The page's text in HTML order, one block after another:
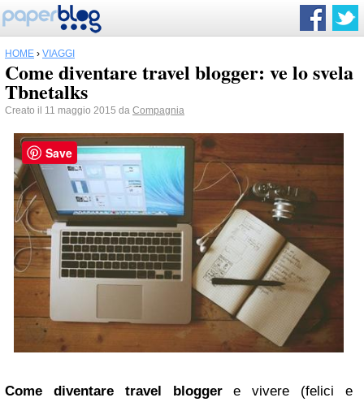
HOME › VIAGGI
Come diventare travel blogger: ve lo svela
Tbnetalks
Creato il 11 maggio 2015 da Compagnia
Come diventare travel bloggere vivere (felici e
Save